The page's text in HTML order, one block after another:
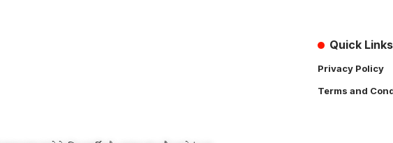
Quick Links
Privacy Policy
Terms and